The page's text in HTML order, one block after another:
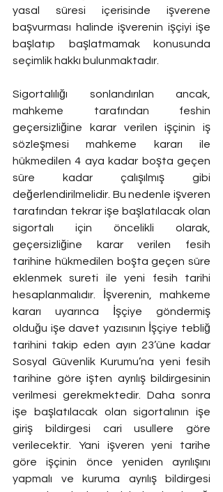
yasal süresi içerisinde işverene
başvurması halinde işverenin işçiyi işe
başlatıp başlatmamak konusunda
seçimlik hakkı bulunmaktadır.
Sigortalılığı sonlandırılan ancak,
mahkeme tarafından feshin
geçersizliğine karar verilen işçinin iş
sözleşmesi mahkeme kararı ile
hükmedilen 4 aya kadar boşta geçen
süre kadar çalışılmış gibi
değerlendirilmelidir. Bu nedenle işveren
tarafından tekrar işe başlatılacak olan
sigortalı için öncelikli olarak,
geçersizliğine karar verilen fesih
tarihine hükmedilen boşta geçen süre
eklenmek sureti ile yeni fesih tarihi
hesaplanmalıdır. İşverenin, mahkeme
kararı uyarınca İşçiye göndermiş
olduğu işe davet yazısının İşçiye tebliğ
tarihini takip eden ayın 23’üne kadar
Sosyal Güvenlik Kurumu’na yeni fesih
tarihine göre işten ayrılış bildirgesinin
verilmesi gerekmektedir. Daha sonra
işe başlatılacak olan sigortalının işe
giriş bildirgesi cari usullere göre
verilecektir. Yani işveren yeni tarihe
göre işçinin önce yeniden ayrılışını
yapmalı ve kuruma ayrılış bildirgesi